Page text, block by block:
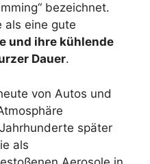
bezeichnet.
als eine gute
und ihre kühlende
Dauer.
von Autos und
später
als